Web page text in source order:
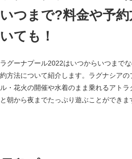
いつまで?料金や予
いても！
ラグーナプール2022はいつからいつまで
約方法について紹介します。ラグナシアの
ル・花火の開催や水着のまま乗れるアトラ
と朝から夜までたっぷり遊ぶことができま